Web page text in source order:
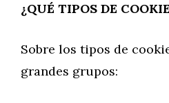
¿QUÉ TIPOS DE
Sobre los tipos de
grandes grupos: